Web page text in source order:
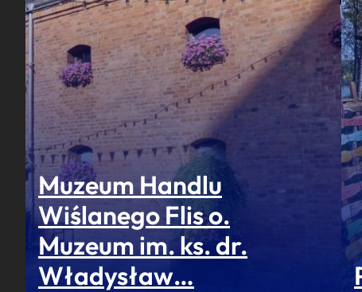
Muzeum Handlu
Wiślanego Flis o.
Muzeum im. ks. dr.
Władysław…